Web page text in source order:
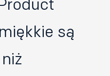
są